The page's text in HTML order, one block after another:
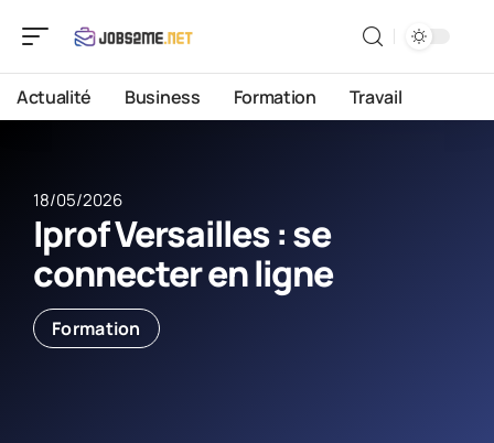
Actualité Business Formation Travail
18/05/2026
Iprof Versailles : se
connecter en ligne
Formation